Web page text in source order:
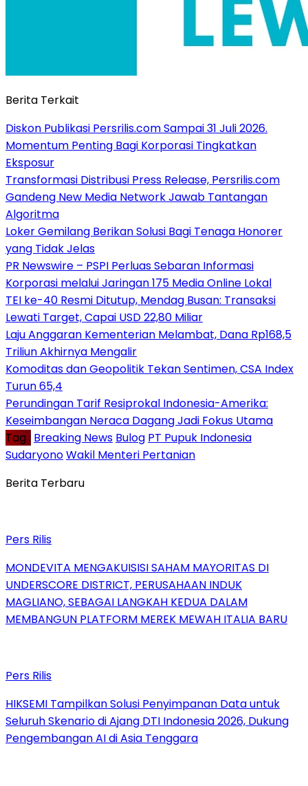
Berita Terkait
Diskon Publikasi Persrilis.com Sampai 31 Juli 2026.
Momentum Penting Bagi Korporasi Tingkatkan
Eksposur
Transformasi Distribusi Press Release, Persrilis.com
Gandeng New Media Network Jawab Tantangan
Algoritma
Loker Gemilang Berikan Solusi Bagi Tenaga Honorer
yang Tidak Jelas
PR Newswire – PSPI Perluas Sebaran Informasi
Korporasi melalui Jaringan 175 Media Online Lokal
TEI ke-40 Resmi Ditutup, Mendag Busan: Transaksi
Lewati Target, Capai USD 22,80 Miliar
Laju Anggaran Kementerian Melambat, Dana Rp168,5
Triliun Akhirnya Mengalir
Komoditas dan Geopolitik Tekan Sentimen, CSA Index
Turun 65,4
Perundingan Tarif Resiprokal Indonesia-Amerika:
Keseimbangan Neraca Dagang Jadi Fokus Utama
Tag : Breaking News Bulog PT Pupuk Indonesia
SudaryonoWakil Menteri Pertanian
Berita Terbaru
Pers Rilis
MONDEVITA MENGAKUISISI SAHAM MAYORITAS DI
UNDERSCORE DISTRICT, PERUSAHAAN INDUK
MAGLIANO, SEBAGAI LANGKAH KEDUA DALAM
MEMBANGUN PLATFORM MEREK MEWAH ITALIA BARU
Pers Rilis
HIKSEMI Tampilkan Solusi Penyimpanan Data untuk
Seluruh Skenario di Ajang DTI Indonesia 2026, Dukung
Pengembangan AI di Asia Tenggara